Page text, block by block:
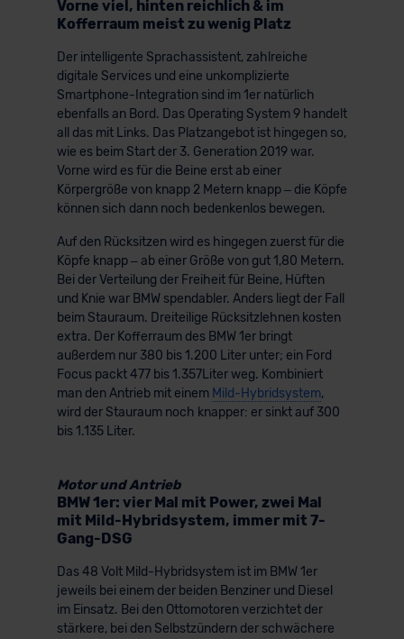
Vorne viel, hinten reichlich & im
Kofferraum meist zu wenig Platz
Der intelligente Sprachassistent, zahlreiche
digitale Services und eine unkomplizierte
Smartphone-Integration sind im 1er natürlich
ebenfalls an Bord. Das Operating System 9 handelt
all das mit Links. Das Platzangebot ist hingegen so,
wie es beim Start der 3. Generation 2019 war.
Vorne wird es für die Beine erst ab einer
Körpergröße von knapp 2 Metern knapp – die Köpfe
können sich dann noch bedenkenlos bewegen.
Auf den Rücksitzen wird es hingegen zuerst für die
Köpfe knapp – ab einer Größe von gut 1,80 Metern.
Bei der Verteilung der Freiheit für Beine, Hüften
und Knie war BMW spendabler. Anders liegt der Fall
beim Stauraum. Dreiteilige Rücksitzlehnen kosten
extra. Der Kofferraum des BMW 1er bringt
außerdem nur 380 bis 1.200 Liter unter; ein Ford
Focus packt 477 bis 1.357Liter weg. Kombiniert
man den Antrieb mit einem Mild-Hybridsystem,
wird der Stauraum noch knapper: er sinkt auf 300
bis 1.135 Liter.
Motor und Antrieb
BMW 1er: vier Mal mit Power, zwei Mal
mit Mild-Hybridsystem, immer mit 7-
Gang-DSG
Das 48 Volt Mild-Hybridsystem ist im BMW 1er
jeweils bei einem der beiden Benziner und Diesel
im Einsatz. Bei den Ottomotoren verzichtet der
stärkere, bei den Selbstzündern der schwächere